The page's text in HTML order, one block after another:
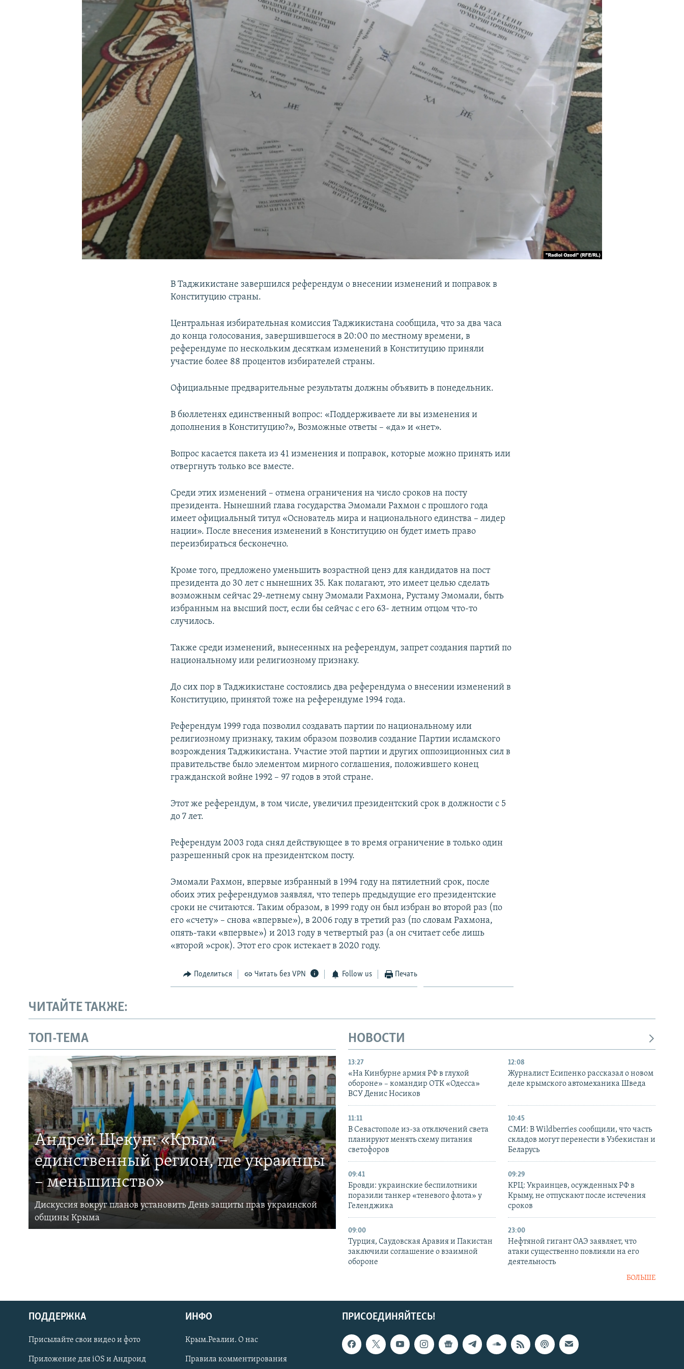
УКРАИНСКАЯ ПРОБЛЕМА КРЫМА
Українською
Qırımtatar
В Таджикистане завершился референдум о внесении изменений и поправок в
Конституцию страны.
Центральная избирательная комиссия Таджикистана сообщила, что за два часа
до конца голосования, завершившегося в 20:00 по местному времени, в
референдуме по нескольким десяткам изменений в Конституцию приняли
участие более 88 процентов избирателей страны.
Официальные предварительные результаты должны объявить в понедельник.
В бюллетенях единственный вопрос: «Поддерживаете ли вы изменения и
дополнения в Конституцию?», Возможные ответы – «да» и «нет».
Вопрос касается пакета из 41 изменения и поправок, которые можно принять или
отвергнуть только все вместе.
Среди этих изменений – отмена ограничения на число сроков на посту
президента. Нынешний глава государства Эмомали Рахмон с прошлого года
имеет официальный титул «Основатель мира и национального единства – лидер
нации». После внесения изменений в Конституцию он будет иметь право
переизбираться бесконечно.
Кроме того, предложено уменьшить возрастной ценз для кандидатов на пост
президента до 30 лет с нынешних 35. Как полагают, это имеет целью сделать
возможным сейчас 29-летнему сыну Эмомали Рахмона, Рустаму Эмомали, быть
избранным на высший пост, если бы сейчас с его 63- летним отцом что-то
случилось.
Также среди изменений, вынесенных на референдум, запрет создания партий по
национальному или религиозному признаку.
До сих пор в Таджикистане состоялись два референдума о внесении изменений в
Конституцию, принятой тоже на референдуме 1994 года.
Референдум 1999 года позволил создавать партии по национальному или
религиозному признаку, таким образом позволив создание Партии исламского
возрождения Таджикистана. Участие этой партии и других оппозиционных сил в
правительстве было элементом мирного соглашения, положившего конец
гражданской войне 1992 – 97 годов в этой стране.
Этот же референдум, в том числе, увеличил президентский срок в должности с 5
до 7 лет.
Референдум 2003 года снял действующее в то время ограничение в только один
разрешенный срок на президентском посту.
Эмомали Рахмон, впервые избранный в 1994 году на пятилетний срок, после
обоих этих референдумов заявлял, что теперь предыдущие его президентские
сроки не считаются. Таким образом, в 1999 году он был избран во второй раз (по
его «счету» – снова «впервые»), в 2006 году в третий раз (по словам Рахмона,
опять-таки «впервые») и 2013 году в четвертый раз (а он считает себе лишь
«второй »срок). Этот его срок истекает в 2020 году.
Поделиться Читать без VPN Follow us Печать
ЧИТАЙТЕ ТАКЖЕ:
ТОП-ТЕМА
Андрей Щекун: «Крым –
единственный регион, где украинцы
– меньшинство»
Дискуссия вокруг планов установить День защиты прав украинской
общины Крыма
НОВОСТИ
13:27
«На Кинбурне армия РФ в глухой
обороне» – командир ОТК «Одесса»
ВСУ Денис Носиков
12:08
Журналист Есипенко рассказал о новом
деле крымского автомеханика Шведа
11:11
В Севастополе из-за отключений света
планируют менять схему питания
светофоров
10:45
СМИ: В Wildberries сообщили, что часть
складов могут перенести в Узбекистан и
Беларусь
09:41
Бровди: украинские беспилотники
поразили танкер «теневого флота» у
Геленджика
09:29
КРЦ: Украинцев, осужденных РФ в
Крыму, не отпускают после истечения
сроков
09:00
Турция, Саудовская Аравия и Пакистан
заключили соглашение о взаимной
обороне
23:00
Нефтяной гигант ОАЭ заявляет, что
атаки существенно повлияли на его
деятельность
БОЛЬШЕ
ПРИСОЕДИНЯЙТЕСЬ!
ПОДДЕРЖКА
Присылайте свои видео и фото
Приложение для iOS и Андроид
ИНФО
Крым.Реалии. О нас
Правила комментирования